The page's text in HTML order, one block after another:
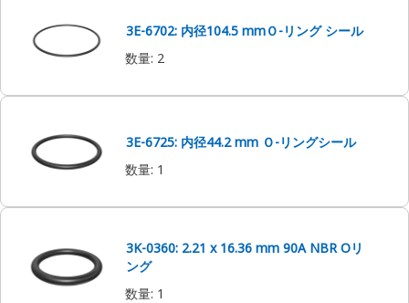
3E-6702: 内径104.5 mmＯ-リング シール
数量: 2
3E-6725: 内径44.2 mm Ｏ-リングシール
数量: 1
3K-0360: 2.21 x 16.36 mm 90A NBR Oリ
ング
数量: 1